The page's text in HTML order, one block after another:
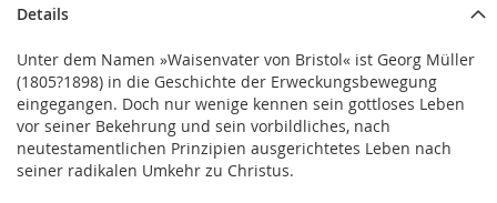
Details
Unter dem Namen »Waisenvater von Bristol« ist Georg Müller
(1805?1898) in die Geschichte der Erweckungsbewegung
eingegangen. Doch nur wenige kennen sein gottloses Leben
vor seiner Bekehrung und sein vorbildliches, nach
neutestamentlichen Prinzipien ausgerichtetes Leben nach
seiner radikalen Umkehr zu Christus.